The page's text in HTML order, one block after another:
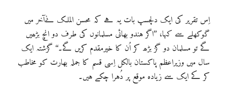
اِس تقریر کی ایک دلچسپ بات یہ ہے کہ محسن الملک نےآخر میں
گوکھلے سے کہا، ’’اگر ہندو بھائی مسلمانوں کی طرف دو انچ بڑھیں
گے تو مسلمان دو گز بڑھ کر اُن کا خیرمقدم کریں گے۔‘‘ گزشتہ ایک
سال میں وزیراعظم پاکستان بالکل اِسی قسم کا جملہ بھارت کو مخاطب
کر کے ایک سے زیادہ موقع پر دُہرا چکے ہیں۔